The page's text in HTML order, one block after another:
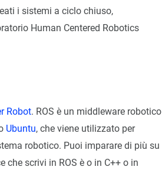
i sistemi a ciclo chiuso,
Human Centered Robotics
Robot. ROS è un middleware robotico
Ubuntu, che viene utilizzato per
robotico. Puoi imparare di più su
che scrivi in ROS è o in C++ o in